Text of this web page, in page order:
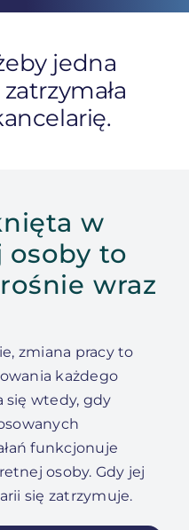
jedna
zatrzymała
w
osoby to
wraz
zmiana pracy to
każdego
się wtedy, gdy
funkcjonuje
osoby. Gdy jej
się zatrzymuje.